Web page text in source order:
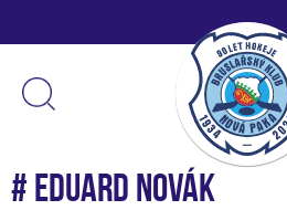
# Eduard Novák